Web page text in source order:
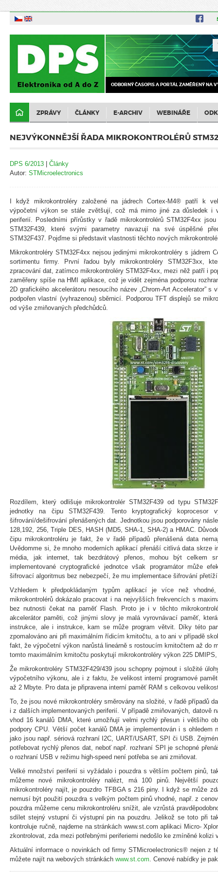
ODBORNÝ ČASOPIS A PORTÁL ZAMĚŘENÝ NA
ZPRÁVY ČLÁNKY E-ARCHIV WEBINÁŘE
NEJVÝKONNĚJŠÍ ŘADA MIKROKONTROLÉRŮ
DPS 6/2013 | Články
Autor: STMicroelectronics
I když mikrokontroléry založené na jádrech Cortex-M4® patří k
výpočetní výkon se stále zvětšují, což má mimo jiné za důsledek i
periferií. Posledními přírůstky v řadě mikrokontrolérů STM32F4xx
STM32F439, které svými parametry navazují na své úspěšné
STM32F437. Pojďme si představit vlastnosti těchto nových
Mikrokontroléry STM32F4xx nejsou jedinými mikrokontroléry s jádrem
sortimentu firmy. První řadou byly mikrokontroléry STM32F3xx,
zpracování dat, zatímco mikrokontroléry STM32F4xx, mezi něž patří i
zaměřeny spíše na HMI aplikace, což je vidět zejména podporou
2D grafického akcelerátoru nesoucího název „Chrom-Art Accelerator”
podpořen vlastní (vyhrazenou) sběrnicí. Podporou TFT displejů se
od výše zmiňovaných předchůdců.
Rozdílem, který odlišuje mikrokontrolér STM32F439 od typu
jednotky na čipu STM32F439. Tento kryptografický koprocesor
šifrování/dešifrování přenášených dat. Jednotkou jsou podporovány
128,192, 256, Triple DES, HASH (MD5, SHA-1, SHA-2) a HMAC.
čipu mikrokontroléru je fakt, že v řadě případů přenášená data
Uvědomme si, že mnoho moderních aplikací přenáší citlivá data skrze
média, jak internet, tak bezdrátový přenos, mohou být celkem
implementované cryptografické jednotce však programátor může
šifrovací algoritmus bez nebezpečí, že mu implementace šifrování
Vzhledem k předpokládaným typům aplikací je více než
mikrokontrolérů dokázalo pracovat i na nejvyšších frekvencích s
bez nutnosti čekat na paměť Flash. Proto je i v těchto
akcelerátor paměti, což jinými slovy je malá vyrovnávací paměť,
instrukce, ale i instrukce, kam se může program větvit. Díky této
zpomalováno ani při maximálním řídicím kmitočtu, a to ani v případě
fakt, že výpočetní výkon narůstá lineárně s rostoucím kmitočtem až do
tomto maximálním kmitočtu poskytují mikrokontroléry výkon 225
Že mikrokontroléry STM32F429/439 jsou schopny pojmout i složité
výpočetního výkonu, ale i z faktu, že velikost interní programové
až 2 Mbyte. Pro data je připravena interní paměť RAM s celkovou
To, že jsou nové mikrokontroléry směrovány na složité, v řadě případů
i z dalších implementovaných periferií. V případě zmiňovaných, datově
vhod 16 kanálů DMA, které umožňují velmi rychlý přesun i většího
podpory CPU. Větší počet kanálů DMA je implementován i s ohledem
jako jsou např. sériová rozhraní I2C, UART/USART, SPI či USB.
potřebovat rychlý přenos dat, neboť např. rozhraní SPI je schopné
o rozhraní USB v režimu high-speed není potřeba se ani zmiňovat.
Velké množství periferií si vyžádalo i pouzdra s větším počtem pinů,
můžeme nové mikrokontroléry nalézt, má 100 pinů. Největší
mikrokontroléry najít, je pouzdro TFBGA s 216 piny. I když se může
nemusí být použití pouzdra s velkým počtem pinů vhodné, např. z
pouzdra můžeme cenu mikrokontroléru snížit, ale vzrůstá
sdílet stejný vstupní či výstupní pin na pouzdru. Jelikož se toto při
kontroluje ručně, najdeme na stránkách www.st.com aplikaci Micro-
zkontrolovat, zda mezi potřebnými periferiemi nedošlo ke zmíněné kolizi
Aktuální informace o novinkách od firmy STMicroelectronics® nejen z
můžete najít na webových stránkách www.st.com . Cenové nabídky je